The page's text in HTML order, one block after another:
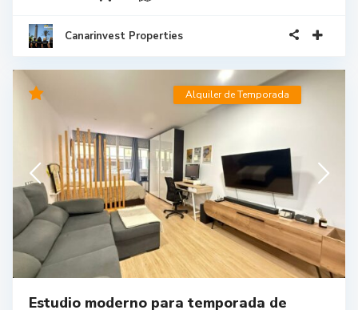
Canarinvest Properties
Alquiler de Temporada
Estudio moderno para temporada de